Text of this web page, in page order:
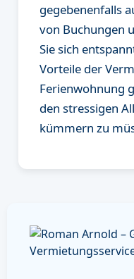
gegebenenfalls
von Buchungen
Sie sich
Vorteile der
Ferienwohnung
den stressigen
kümmern zu